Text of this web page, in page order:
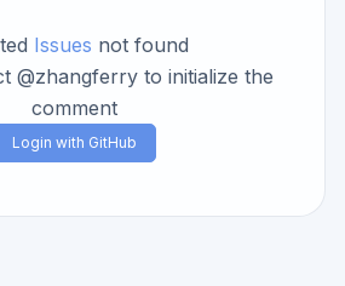
Issues not found
@zhangferry to initialize the
comment
Login with GitHub